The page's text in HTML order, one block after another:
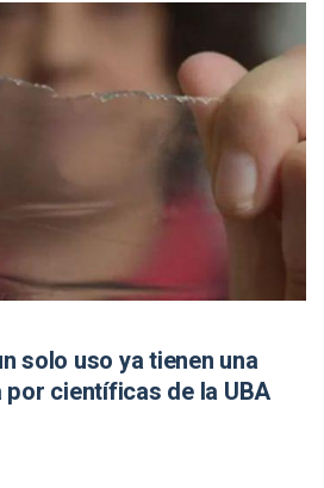
solo uso ya tienen una
científicas de la UBA